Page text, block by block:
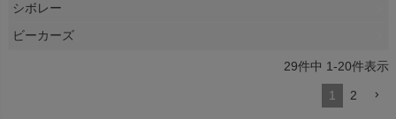
シボレー
ビーカーズ
29件中 1-20件表示
1 2